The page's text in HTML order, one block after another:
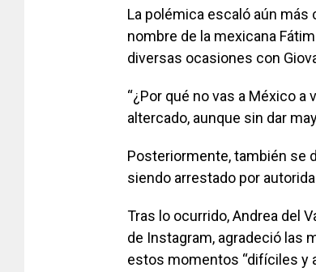
La polémica escaló aún más
nombre de la mexicana
diversas ocasiones con
“¿Por qué no vas a México a
altercado, aunque sin dar
Posteriormente, también se
siendo arrestado por
Tras lo ocurrido, Andrea del
de Instagram, agradeció las
estos momentos “difíciles y